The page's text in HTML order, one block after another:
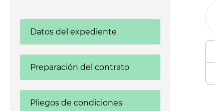
Datos del expediente
Preparación del contrato
Pliegos de condiciones